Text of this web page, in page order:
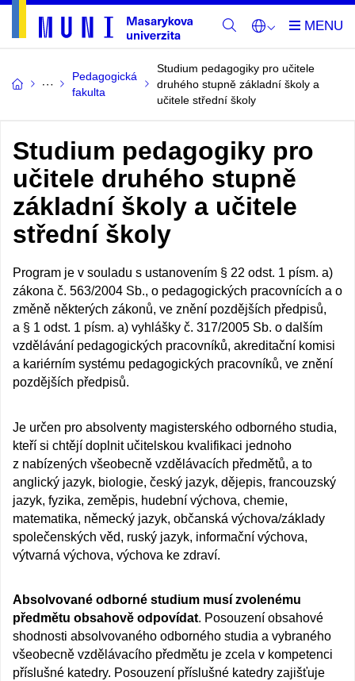
Pedagogická
fakulta
Studium pedagogiky pro učitele
druhého stupně základní školy a
učitele střední školy
Studium pedagogiky pro
učitele druhého stupně
základní školy a učitele
střední školy
Program je v souladu s ustanovením § 22 odst. 1 písm. a)
zákona č. 563/2004 Sb., o pedagogických pracovnících a o
změně některých zákonů, ve znění pozdějších předpisů,
a § 1 odst. 1 písm. a) vyhlášky č. 317/2005 Sb. o dalším
vzdělávání pedagogických pracovníků, akreditační komisi
a kariérním systému pedagogických pracovníků, ve znění
pozdějších předpisů.
Je určen pro absolventy magisterského odborného studia,
kteří si chtějí doplnit učitelskou kvalifikaci jednoho
z nabízených všeobecně vzdělávacích předmětů, a to
anglický jazyk, biologie, český jazyk, dějepis, francouzský
jazyk, fyzika, zeměpis, hudební výchova, chemie,
matematika, německý jazyk, občanská výchova/základy
společenských věd, ruský jazyk, informační výchova,
výtvarná výchova, výchova ke zdraví.
Absolvované odborné studium musí zvolenému
předmětu obsahově odpovídat. Posouzení obsahové
shodnosti absolvovaného odborného studia a vybraného
všeobecně vzdělávacího předmětu je zcela v kompetenci
příslušné katedry. Posouzení příslušné katedry zajišťuje